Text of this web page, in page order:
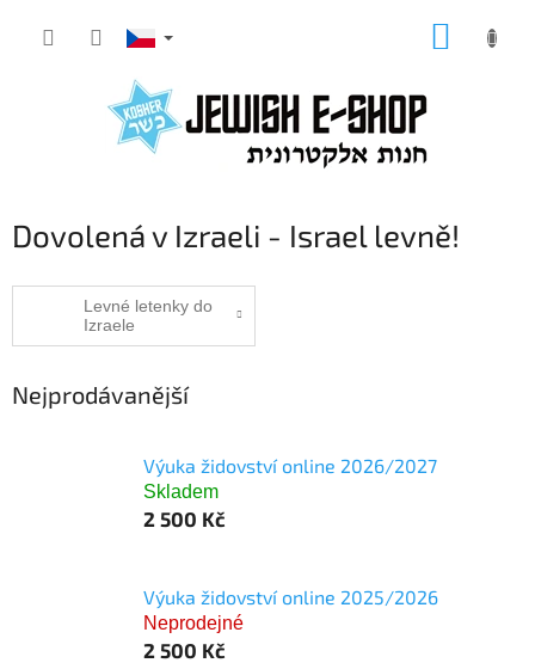
Dovolená v Izraeli - Israel levně!
Levné letenky do
Izraele
Nejprodávanější
Výuka židovství online 2026/2027
Skladem
2 500 Kč
Výuka židovství online 2025/2026
Neprodejné
2 500 Kč